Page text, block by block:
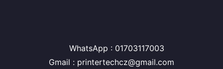
WhatsApp : 01703117003
Gmail : printertechcz@gmail.com